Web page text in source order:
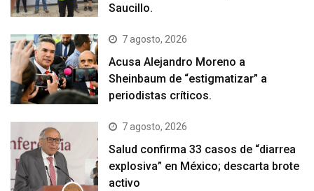
Saucillo.
7 agosto, 2026
Acusa Alejandro Moreno a
Sheinbaum de “estigmatizar” a
periodistas críticos.
7 agosto, 2026
Salud confirma 33 casos de “diarrea
explosiva” en México; descarta brote
activo